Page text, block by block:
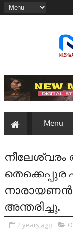
നീലേശ്വരം
തെക്കെപ്പുര
നാരായണൻ
അന്തരിച്ചു.
2 years ago